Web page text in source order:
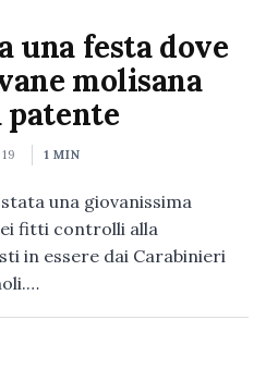
una festa dove
molisana
patente
1 MIN
una giovanissima
fitti controlli alla
in essere dai Carabinieri